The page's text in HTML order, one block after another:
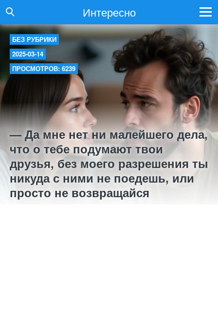
Интересно
БЕЗ РУБРИКИ
2025-03-14
ПРОСМОТРОВ: 6239
— Да мне нет ни малейшего дела,
что о тебе подумают твои
друзья, без моего разрешения ты
никуда с ними не поедешь, или
просто не возвращайся